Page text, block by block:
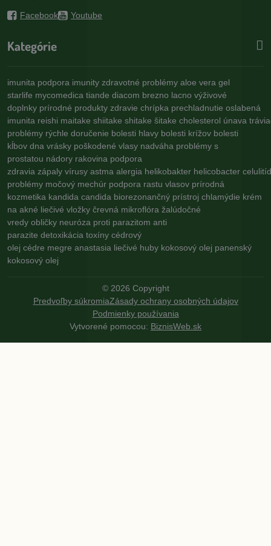
Facebook Youtube
Kategórie
imunita podpora imunity zdravotné problémy aloe vera gel
starlife mycomedica tiande diacom brezno lacno výživové
doplnky prírodné produkty zdravie chrípka prechladnutie oslabená
imunita reishi maitake shiitake shitake šitake cholesterol únava
problémy rýchle doručenie bolesti hlavy bolesti krížov bolesti
kĺbov dna vrásky poškodené vlasy nadváha problémy s
prostatou nádory rakovina podpora
zdravia zápaly vírusy astma alergia helikobakter helicobacter
problémy močový mechúr podpora rastu vlasov prírodná
kozmetika kandida candida biorezonančný prístroj chlamýdie krém
na akné liečivé vložky črevná mikroflóra žalúdočné
vredy obličky neuróza proti parazitom anti
parazite detoxikácia toxíny cédrový
olej cédre megre anastasia liečivé huby kokosový olej panenský
kokosový olej
© 2026 Copyright
Predvoľby súkromiaZásady ochrany osobných údajov
Podmienky používania
Vytvorené pomocou: BiznisWeb.sk